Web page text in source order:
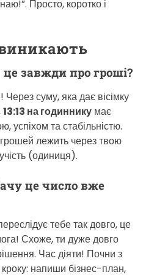
Просто, коротко і
це завжди про гроші?
суму, яка дає вісімку
13:13 на годиннику має
успіхом та стабільністю.
лежить через твою
(одиниця).
це число вже
тебе так довго, це
Схоже, ти дуже довго
Час діяти! Почни з
напиши бізнес-план,